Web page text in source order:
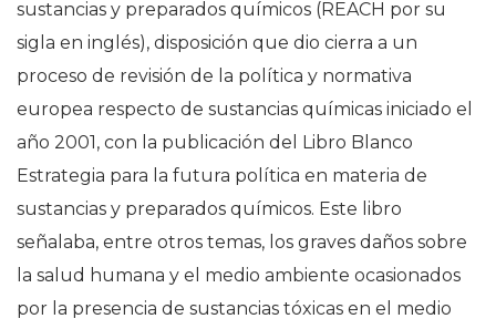
sustancias y preparados químicos (REACH por su
sigla en inglés), disposición que dio cierra a un
proceso de revisión de la política y normativa
europea respecto de sustancias químicas iniciado el
año 2001, con la publicación del Libro Blanco
Estrategia para la futura política en materia de
sustancias y preparados químicos. Este libro
señalaba, entre otros temas, los graves daños sobre
la salud humana y el medio ambiente ocasionados
por la presencia de sustancias tóxicas en el medio